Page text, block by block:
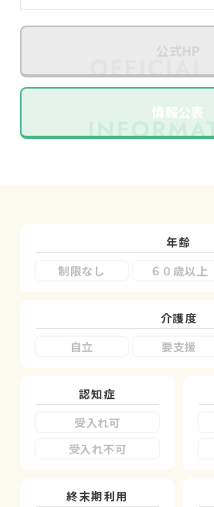
情報公表
年齢
制限なし
６０歳以上
介護度
自立
要支援
認知症
受入れ可
受入れ不可
終末期利用